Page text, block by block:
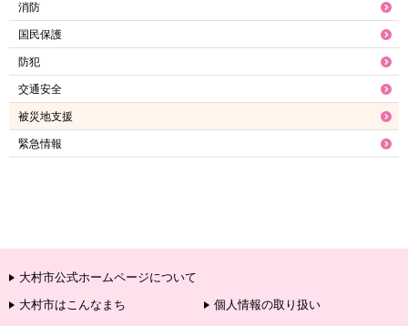
消防
国民保護
防犯
交通安全
被災地支援
緊急情報
大村市公式ホームページについて
大村市はこんなまち
個人情報の取り扱い